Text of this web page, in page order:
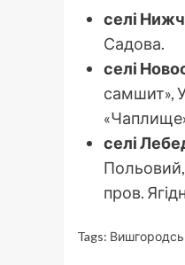
селі
Садова.
селі
самшит»,
селі
пров.
Tags: